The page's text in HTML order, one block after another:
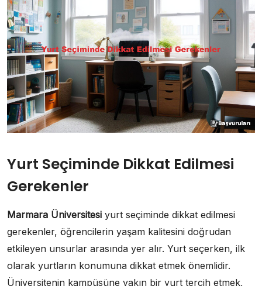
Yurt Seçiminde Dikkat Edilmesi
Gerekenler
Marmara Üniversitesi yurt seçiminde dikkat edilmesi
gerekenler, öğrencilerin yaşam kalitesini doğrudan
etkileyen unsurlar arasında yer alır. Yurt seçerken, ilk
olarak yurtların konumuna dikkat etmek önemlidir.
Üniversitenin kampüsüne yakın bir yurt tercih etmek,